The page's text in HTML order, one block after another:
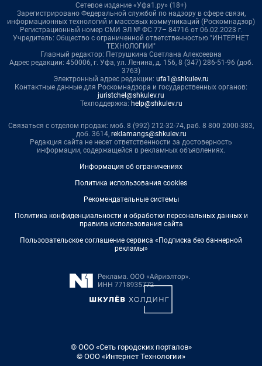
Сетевое издание «Уфа1.ру» (18+)
Зарегистрировано Федеральной службой по надзору в сфере связи,
информационных технологий и массовых коммуникаций (Роскомнадзор)
Регистрационный номер СМИ ЭЛ № ФС 77– 84716 от 06.02.2023 г.
Учредитель: Общество с ограниченной ответственностью "ИНТЕРНЕТ
ТЕХНОЛОГИИ"
Главный редактор: Петрушкина Светлана Алексеевна
Адрес редакции: 450006, г. Уфа, ул. Ленина, д. 156, 8 (347) 286-51-96 (доб.
3763)
Электронный адрес редакции: ufa1@shkulev.ru
Контактные данные для Роскомнадзора и государственных органов:
juristchel@shkulev.ru
Техподдержка: help@shkulev.ru
Связаться с отделом продаж: моб. 8 (992) 212-32-74, раб. 8 800 2000-383,
доб. 3614, reklamangs@shkulev.ru
Редакция сайта не несет ответственности за достоверность
информации, содержащейся в рекламных объявлениях.
Информация об ограничениях
Политика использования cookies
Рекомендательные системы
Политика конфиденциальности и обработки персональных данных и
правила использования сайта
Пользовательское соглашение сервиса «Подписка без баннерной
рекламы»
© ООО «Сеть городских порталов»
© ООО «Интернет Технологии»